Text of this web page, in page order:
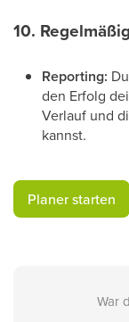
10.
Reporting:
den Erfolg
Verlauf und
kannst.
​Planer starten​
War